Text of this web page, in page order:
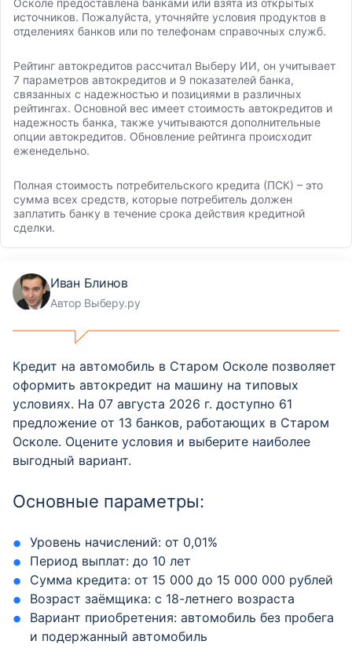
Осколе предоставлена банками или взята из открытых
источников. Пожалуйста, уточняйте условия продуктов в
отделениях банков или по телефонам справочных служб.
Рейтинг автокредитов рассчитал Выберу ИИ, он учитывает
7 параметров автокредитов и 9 показателей банка,
связанных с надежностью и позициями в различных
рейтингах. Основной вес имеет стоимость автокредитов и
надежность банка, также учитываются дополнительные
опции автокредитов. Обновление рейтинга происходит
еженедельно.
Полная стоимость потребительского кредита (ПСК) – это
сумма всех средств, которые потребитель должен
заплатить банку в течение срока действия кредитной
сделки.
Иван Блинов
Автор Выберу.ру
Кредит на автомобиль в Старом Осколе позволяет
оформить автокредит на машину на типовых
условиях. На 07 августа 2026 г. доступно 61
предложение от 13 банков, работающих в Старом
Осколе. Оцените условия и выберите наиболее
выгодный вариант.
Основные параметры:
Уровень начислений: от 0,01%
Период выплат: до 10 лет
Сумма кредита: от 15 000 до 15 000 000 рублей
Возраст заёмщика: с 18-летнего возраста
Вариант приобретения: автомобиль без пробега
и подержанный автомобиль